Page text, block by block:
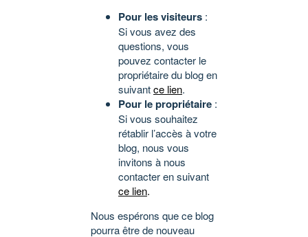
Pour les visiteurs :
Si vous avez des
questions, vous
pouvez contacter le
propriétaire du blog en
suivantce lien.
Pour le propriétaire :
Si vous souhaitez
rétablir l’accès à votre
blog, nous vous
invitons à nous
contacter en suivant
ce lien.
Nous espérons que ce blog
pourra être de nouveau